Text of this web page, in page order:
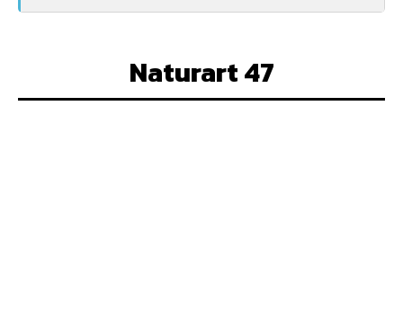
Naturart 47